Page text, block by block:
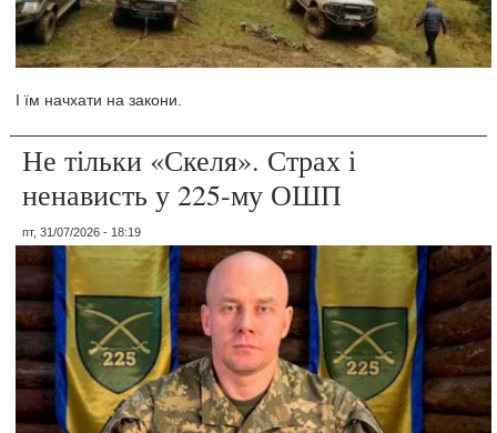
І їм начхати на закони.
Не тільки «Скеля». Страх і
ненависть у 225-му ОШП
пт, 31/07/2026 - 18:19